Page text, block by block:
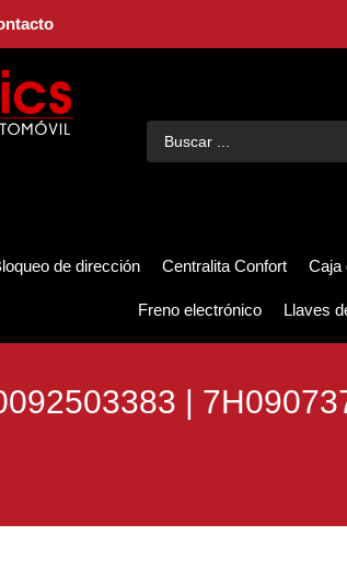
de dirección Centralita Confort Caja
Freno electrónico Llaves
|